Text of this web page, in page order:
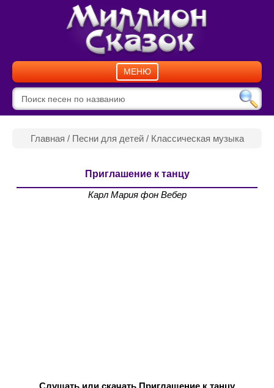
МЕНЮ
Главная / Песни для детей/ Классическая музыка
Приглашение к танцу
Карл Мария фон Вебер
Слушать или скачать Приглашение к танцу